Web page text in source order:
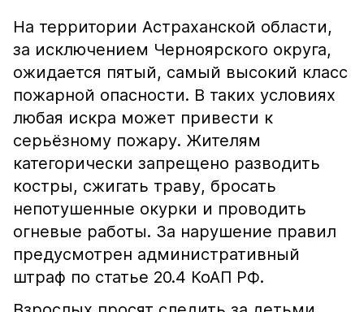
На территории Астраханской области,
за исключением Черноярского округа,
ожидается пятый, самый высокий класс
пожарной опасности. В таких условиях
любая искра может привести к
серьёзному пожару. Жителям
категорически запрещено разводить
костры, сжигать траву, бросать
непотушенные окурки и проводить
огневые работы. За нарушение правил
предусмотрен административный
штраф по статье 20.4 КоАП РФ.